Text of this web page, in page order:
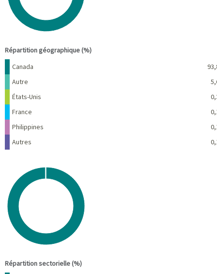
Répartition géographique (%)
Nom
Pourcentage
Canada
Autre
États-Unis
France
Philippines
Autres
Chart
Pie chart with 2 slices.
View as data table, Chart
Répartition sectorielle (%)